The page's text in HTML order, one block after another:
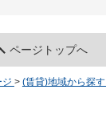
ページトップへ
ジ > (賃貸)地域から探す